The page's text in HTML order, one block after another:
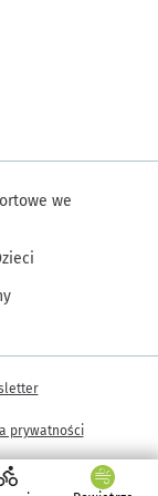
- wroclaw.pl
we
prywatności